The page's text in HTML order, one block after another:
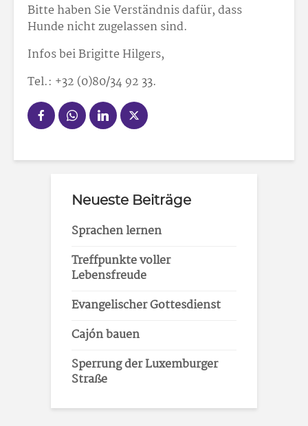
Bitte haben Sie Verständnis dafür, dass
Hunde nicht zugelassen sind.
Infos bei Brigitte Hilgers,
Tel.: +32 (0)80/34 92 33.
Neueste Beiträge
Sprachen lernen
Treffpunkte voller
Lebensfreude
Evangelischer Gottesdienst
Cajón bauen
Sperrung der Luxemburger
Straße